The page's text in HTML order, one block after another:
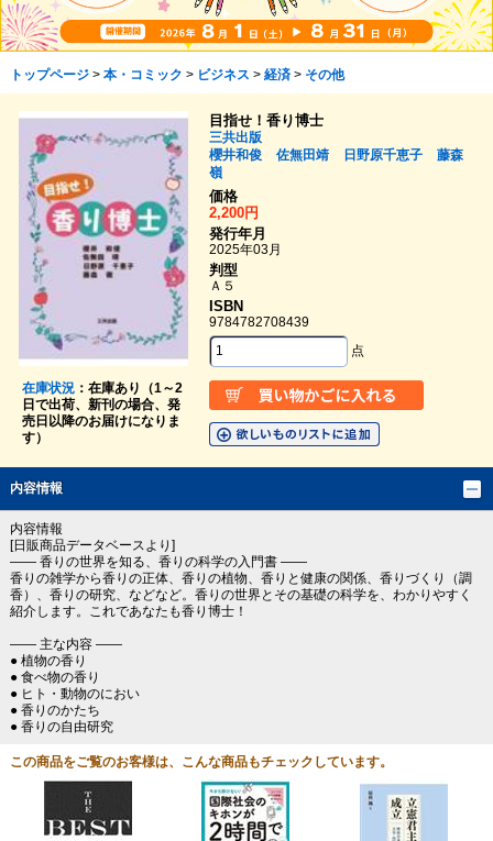
トップページ> 本・コミック > ビジネス > 経済> その他
在庫状況：在庫あり（1～2
日で出荷、新刊の場合、発
売日以降のお届けになりま
す）
目指せ！香り博士
三共出版
櫻井和俊
佐無田靖 日野原千恵子
藤森
嶺
価格
2,200円
発行年月
2025年03月
判型
Ａ５
ISBN
9784782708439
点
内容情報
内容情報
[日販商品データベースより]
―― 香りの世界を知る、香りの科学の入門書 ――
香りの雑学から香りの正体、香りの植物、香りと健康の関係、香りづくり（調
香）、香りの研究、などなど。香りの世界とその基礎の科学を、わかりやすく
紹介します。これであなたも香り博士！
―― 主な内容 ――
● 植物の香り
● 食べ物の香り
● ヒト・動物のにおい
● 香りのかたち
● 香りの自由研究
この商品をご覧のお客様は、こんな商品もチェックしています。